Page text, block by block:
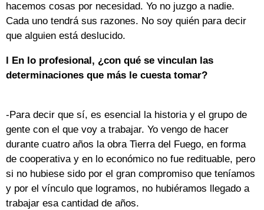
hacemos cosas por necesidad. Yo no juzgo a nadie.
Cada uno tendrá sus razones. No soy quién para decir
que alguien está deslucido.
l En lo profesional, ¿con qué se vinculan las
determinaciones que más le cuesta tomar?
-Para decir que sí, es esencial la historia y el grupo de
gente con el que voy a trabajar. Yo vengo de hacer
durante cuatro años la obra Tierra del Fuego, en forma
de cooperativa y en lo económico no fue redituable, pero
si no hubiese sido por el gran compromiso que teníamos
y por el vínculo que logramos, no hubiéramos llegado a
trabajar esa cantidad de años.